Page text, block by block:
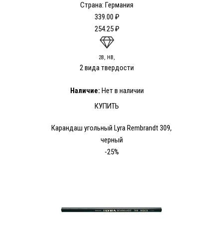
Страна: Германия
339.00 ₽
254.25 ₽
2В, HB,
2 вида твердости
Наличие: Нет в наличии
КУПИТЬ
Карандаш угольный Lyra Rembrandt 309,
черный
-25%